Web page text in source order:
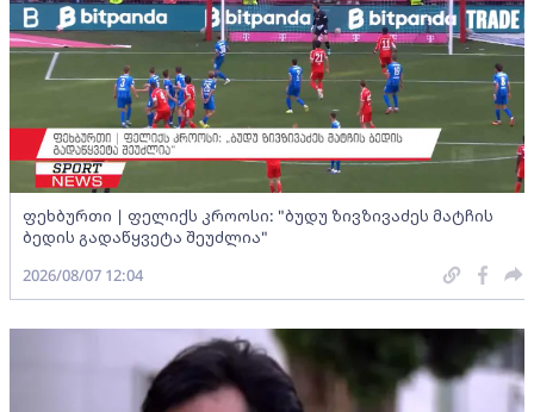
ფეხბურთი | ფელიქს კროოსი: "ბუდუ ზივზივაძეს მატჩის
ბედის გადაწყვეტა შეუძლია"
2026/08/07 12:04